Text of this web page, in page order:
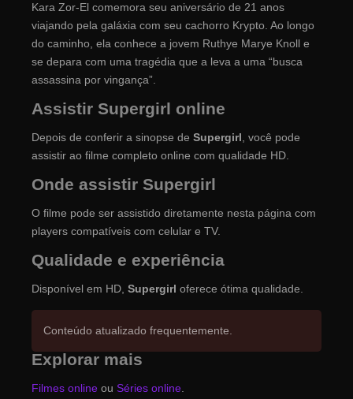
Kara Zor-El comemora seu aniversário de 21 anos
viajando pela galáxia com seu cachorro Krypto. Ao longo
do caminho, ela conhece a jovem Ruthye Marye Knoll e
se depara com uma tragédia que a leva a uma “busca
assassina por vingança”.
Assistir Supergirl online
Depois de conferir a sinopse de Supergirl, você pode
assistir ao filme completo online com qualidade HD.
Onde assistir Supergirl
O filme pode ser assistido diretamente nesta página com
players compatíveis com celular e TV.
Qualidade e experiência
Disponível em HD, Supergirl oferece ótima qualidade.
Conteúdo atualizado frequentemente.
Explorar mais
Filmes online ou Séries online.